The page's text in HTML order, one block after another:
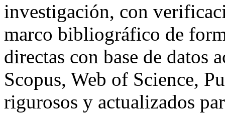
investigación, con
marco bibliográfico de
directas con base de datos
Scopus, Web of Science,
rigurosos y actualizados